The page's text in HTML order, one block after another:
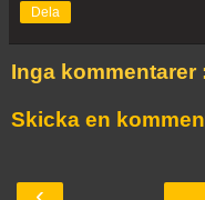
Dela
Inga kommentarer
Skicka en